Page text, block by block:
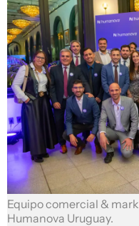
Equipo comercial &
Humanova Uruguay.